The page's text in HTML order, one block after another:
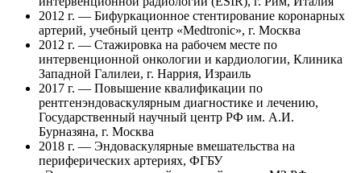
2012 г. — Бифуркационное стентирование коронарных
артерий, учебный центр «Medtronic», г. Москва
2012 г. — Стажировка на рабочем месте по
интервенционной онкологии и кардиологии, Клиника
Западной Галилеи, г. Наррия, Израиль
2017 г. — Повышение квалификации по
рентгенэндоваскулярным диагностике и лечению,
Государственный научный центр РФ им. А.И.
Бурназяна, г. Москва
2018 г. — Эндоваскулярные вмешательства на
периферических артериях, ФГБУ